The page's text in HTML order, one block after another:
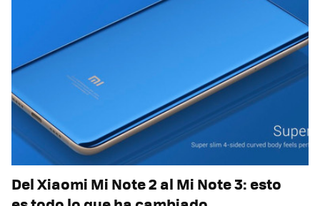
Del Xiaomi Mi Note 2 al Mi Note 3: esto